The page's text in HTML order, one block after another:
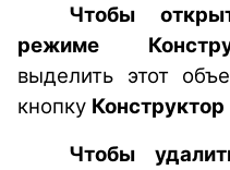
Чтобы
режиме
выделить этот
кнопку Конструктор
Чтобы